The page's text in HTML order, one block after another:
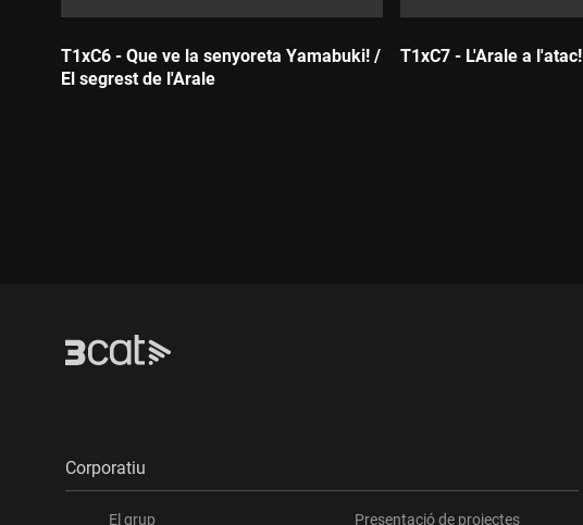
T1xC6 - Que ve la senyoreta Yamabuki! /
El segrest de l'Arale
T1xC7 - L'Arale a l'atac!
Corporatiu
El grup Presentació de projectes